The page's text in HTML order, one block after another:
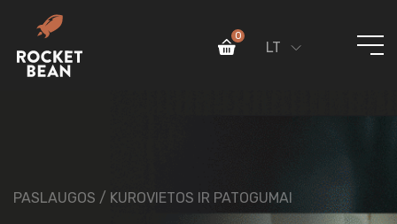
0
LT
PASLAUGOS / KUROVIETOS IR PATOGUMAI